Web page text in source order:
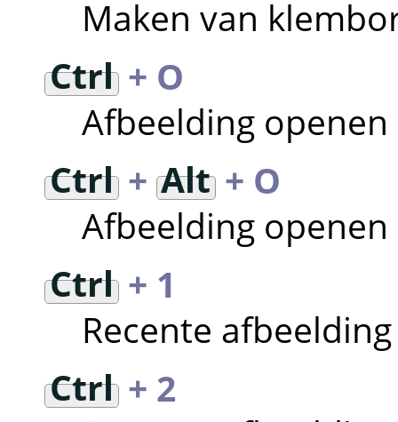
Maken van
Ctrl+ O
Afbeelding openen
Ctrl+ Alt + O
Afbeelding openen
Ctrl+ 1
Recente
Ctrl+ 2